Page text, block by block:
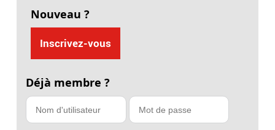
Nouveau ?
Inscrivez-vous
Déjà membre ?